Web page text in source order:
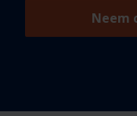
Neem